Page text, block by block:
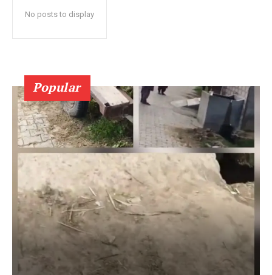
No posts to display
Popular